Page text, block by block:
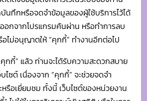
ะหรือเยี่ยมชม ทั้งนี้ เว็บไซต์ของหน่วยงาน
ไปใช้ในการวิเคราะห์เชิงสถิติ หรือในการ
ห้บริการต่อไป
ยการคุ้มครองข้อมูลส่วนบุคคล
อาจทำการปรับปรุงหรือแก้ไขนโยบาย
บุคคลโดยมิได้แจ้งให้ท่านทราบล่วงหน้า